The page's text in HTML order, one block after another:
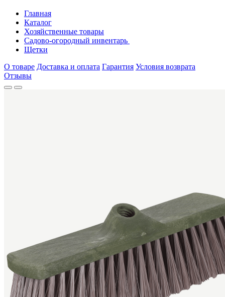
Главная
Каталог
Хозяйственные товары
Садово-огородный инвентарь
Щетки
О товаре Доставка и оплата Гарантия Условия возврата
Отзывы